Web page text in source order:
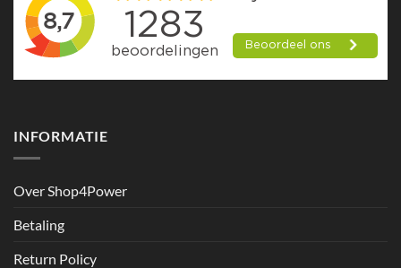
INFORMATIE
Over Shop4Power
Betaling
Return Policy